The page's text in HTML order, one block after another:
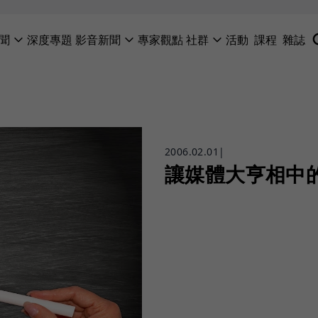
深度專題 影音新聞 專家觀點社群 活動 課程 雜誌
2006.02.01 |
讓媒體大亨相中